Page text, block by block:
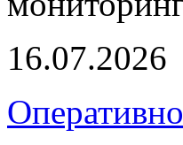
16.07.2026